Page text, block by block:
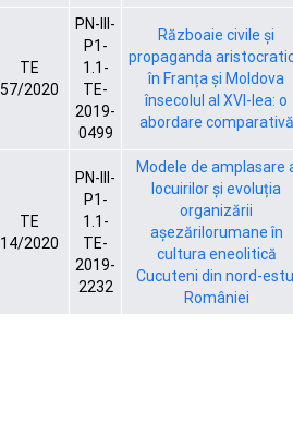
TE
57/2020
PN-III-
P1-
1.1-
TE-
2019-
0499
Războaie civile și
propaganda
în Franța și Moldova
însecolul al XVI-lea: o
abordare comparativă
TE
14/2020
PN-III-
P1-
1.1-
TE-
2019-
2232
Modele de amplasare
locuirilor și evoluția
organizării
așezărilorumane în
cultura eneolitică
Cucuteni din nord-
României